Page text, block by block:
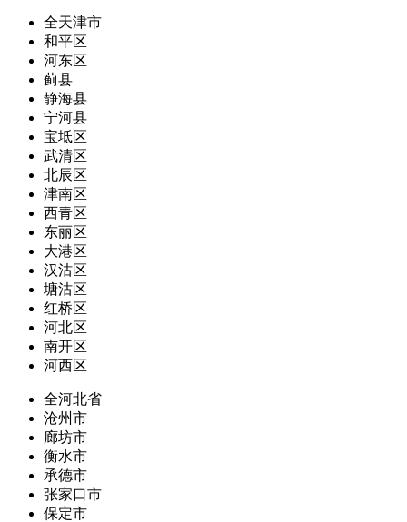
全天津市
和平区
河东区
蓟县
静海县
宁河县
宝坻区
武清区
北辰区
津南区
西青区
东丽区
大港区
汉沽区
塘沽区
红桥区
河北区
南开区
河西区
全河北省
沧州市
廊坊市
衡水市
承德市
张家口市
保定市